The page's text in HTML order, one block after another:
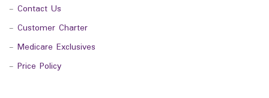
- Contact Us
- Customer Charter
- Medicare Exclusives
- Price Policy